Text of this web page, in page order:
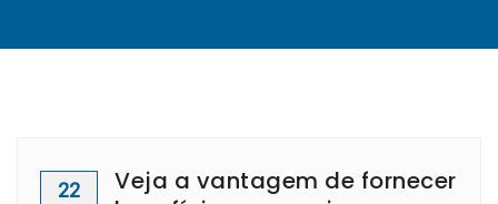
22
Veja a vantagem de fornecer